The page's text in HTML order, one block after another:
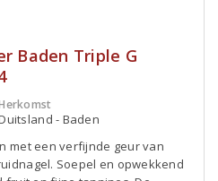
Baden Triple G
- Baden
met een verfijnde geur van
Soepel en opwekkend